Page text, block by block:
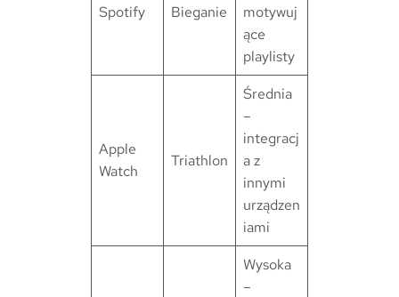
Spotify Bieganie
motywuj
ące
playlisty
Apple
Watch
Triathlon
Średnia
–
integracj
a z
innymi
urządzen
iami
Wysoka
–